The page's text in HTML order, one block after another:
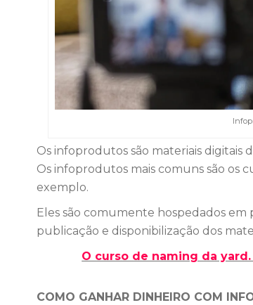
Os infoprodutos são materiais digitais
Os infoprodutos mais comuns são os
exemplo.
Eles são comumente hospedados
publicação e disponibilização dos
O curso de naming da
COMO GANHAR DINHEIRO COM